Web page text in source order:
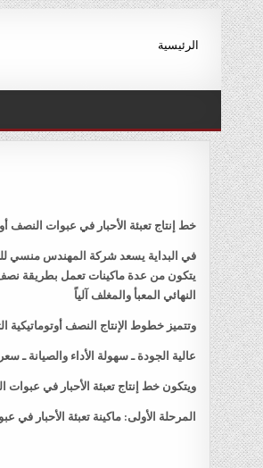
Skip
to
content
الرئيسية
خط إنتاج تعبئة الأحبار في عبوات النصف
في البداية يسعد شركة المهندس منسي
يتكون من عدة ماكينات تعمل بطريقة نصف
النهائي المعبأ والمغلف آلياً
وتتميز خطوط الإنتاج النصف
عالية الجودة ـ سهولة الأداء والصيانة ـ
ويتكون خط إنتاج تعبئة الأحبار في عبوات
المرحلة الأولى: ماكينة تعبئة الأحبار في عبوات موديل موديل 404 دبل اي